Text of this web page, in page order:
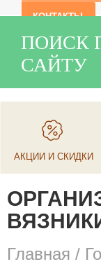
КОНТАКТЫ
ПОИСК
САЙТУ
АКЦИИ И СКИДКИ
Главная /